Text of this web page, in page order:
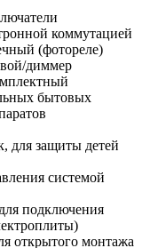
коммутацией
(фотореле)
диммер
бытовых
для защиты детей
системой
подключения
открытого монтажа